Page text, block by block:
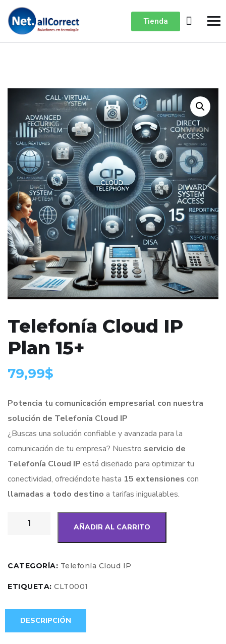
Tienda
Telefonía Cloud IP
Plan 15+
79,99$
Potencia tu comunicación empresarial con nuestra
solución de Telefonía Cloud IP
¿Buscas una solución confiable y avanzada para la
comunicación de tu empresa? Nuestro servicio de
Telefonía Cloud IP está diseñado para optimizar tu
conectividad, ofreciéndote hasta 15 extensiones con
llamadas a todo destino a tarifas inigualables.
AÑADIR AL CARRITO
CATEGORÍA: Telefonía Cloud IP
ETIQUETA: CLT0001
DESCRIPCIÓN